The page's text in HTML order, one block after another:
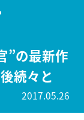
”の最新作
続々と
2017.05.26